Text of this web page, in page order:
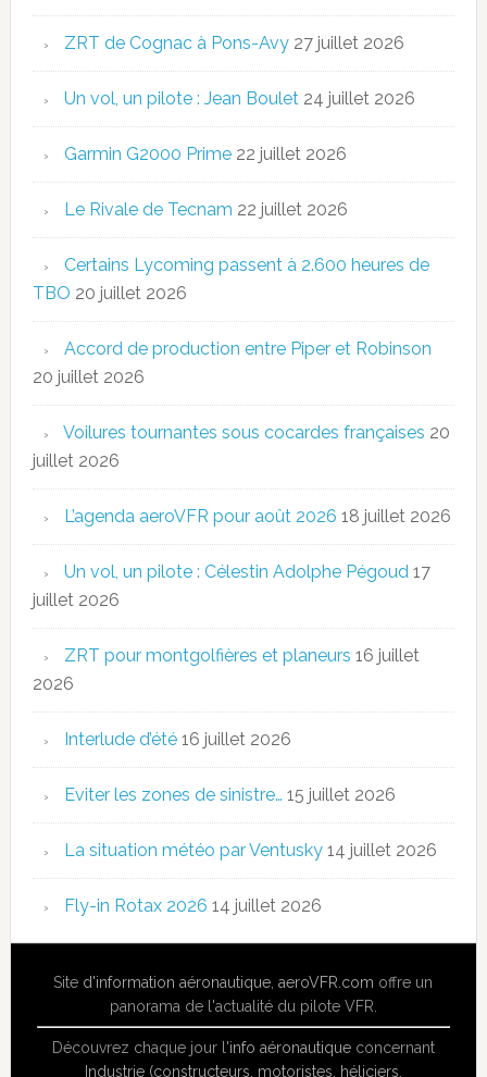
ZRT de Cognac à Pons-Avy 27 juillet 2026
Un vol, un pilote : Jean Boulet 24 juillet 2026
Garmin G2000 Prime 22 juillet 2026
Le Rivale de Tecnam 22 juillet 2026
Certains Lycoming passent à 2.600 heures de
TBO 20 juillet 2026
Accord de production entre Piper et Robinson
20 juillet 2026
Voilures tournantes sous cocardes françaises 20
juillet 2026
L’agenda aeroVFR pour août 2026 18 juillet 2026
Un vol, un pilote : Célestin Adolphe Pégoud 17
juillet 2026
ZRT pour montgolfières et planeurs 16 juillet
2026
Interlude d’été 16 juillet 2026
Eviter les zones de sinistre… 15 juillet 2026
La situation météo par Ventusky 14 juillet 2026
Fly-in Rotax 2026 14 juillet 2026
Site d'information aéronautique ,aeroVFR.com offre un
panorama de l'actualité du pilote VFR.
Découvrez chaque jour l'info aéronautiqueconcernant
Industrie (constructeurs, motoristes, héliciers,